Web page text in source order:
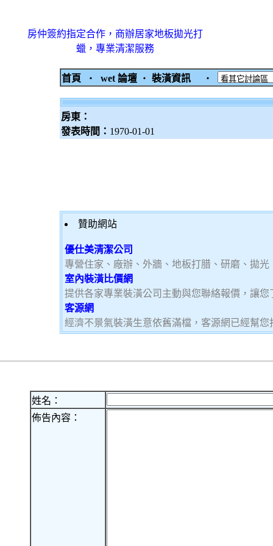
房仲簽約指定合作，商辦居家地板拋光打
蠟，專業清潔服務
首頁 ‧ wet 論壇 ‧ 裝潢資訊 ‧
房東：
發表時間： 1970-01-01
贊助網站
優仕美清潔公司
專營住家、廠辦、外牆、地板打腊、研磨、拋
室內裝潢比價網
提供各家專業裝潢公司主動與您聯絡報價，讓
客源網
經濟不景氣裝潢生意依舊滿檔，客源網已經幫您
姓名：
佈告內容：